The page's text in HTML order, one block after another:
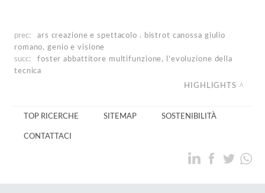
prec: ars creazione e spettacolo . bistrot canossa giulio
romano, genio e visione
succ:
fosterabbattitore multifunzione, l'evoluzione della
tecnica
HIGHLIGHTS
TOP RICERCHE SITEMAP SOSTENIBILITÀ
CONTATTACI